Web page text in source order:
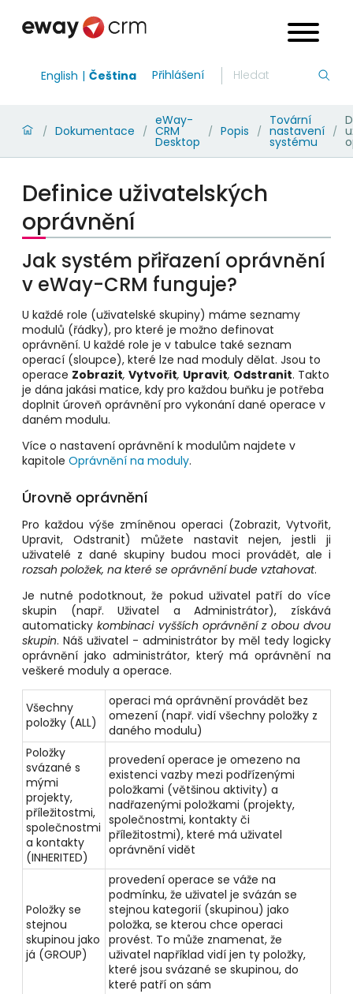
English Čeština Přihlášení
/ Dokumentace /
eWay-
CRM
Desktop
/ Popis /
Tovární
nastavení
systému
/
Definice uživatelských
oprávnění
Jak systém přiřazení oprávnění
v eWay-CRM funguje?
U každé role (uživatelské skupiny) máme seznamy
modulů (řádky), pro které je možno definovat
oprávnění. U každé role je v tabulce také seznam
operací (sloupce), které lze nad moduly dělat. Jsou to
operace Zobrazit, Vytvořit, Upravit, Odstranit. Takto
je dána jakási matice, kdy pro každou buňku je potřeba
doplnit úroveň oprávnění pro vykonání dané operace v
daném modulu.
Více o nastavení oprávnění k modulům najdete v
kapitole Oprávnění na moduly.
Úrovně oprávnění
Pro každou výše zmíněnou operaci (Zobrazit, Vytvořit,
Upravit, Odstranit) můžete nastavit nejen, jestli ji
uživatelé z dané skupiny budou moci provádět, ale i
rozsah položek, na které se oprávnění bude vztahovat.
Je nutné podotknout, že pokud uživatel patří do více
skupin (např. Uživatel a Administrátor), získává
automatickykombinaci vyšších oprávnění z obou dvou
skupin. Náš uživatel - administrátor by měl tedy logicky
oprávnění jako administrátor, který má oprávnění na
veškeré moduly a operace.
Všechny
položky (ALL)
operaci má oprávnění provádět bez
omezení (např. vidí všechny položky z
daného modulu)
Položky
svázané s
mými
projekty,
příležitostmi,
společnostmi
a kontakty
(INHERITED)
provedení operace je omezeno na
existenci vazby mezi podřízenými
položkami (většinou aktivity) a
nadřazenými položkami (projekty,
společnostmi, kontakty či
příležitostmi), které má uživatel
oprávnění vidět
Položky se
stejnou
skupinou jako
já (GROUP)
provedení operace se váže na
podmínku, že uživatel je svázán se
stejnou kategorií (skupinou) jako
položka, se kterou chce operaci
provést. To může znamenat, že
uživatel například vidí jen ty položky,
které jsou svázané se skupinou, do
které patří on sám